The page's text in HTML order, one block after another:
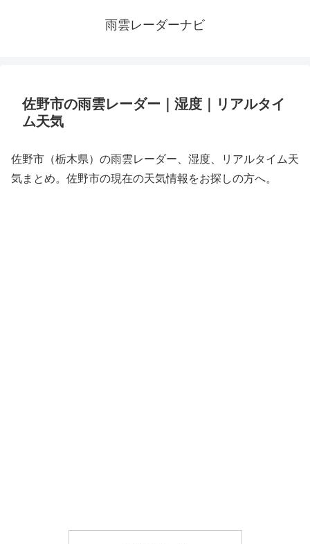
雨雲レーダーナビ
佐野市の雨雲レーダー｜湿度｜リアルタイ
ム天気
佐野市（栃木県）の雨雲レーダー、湿度、リアルタイム天
気まとめ。佐野市の現在の天気情報をお探しの方へ。